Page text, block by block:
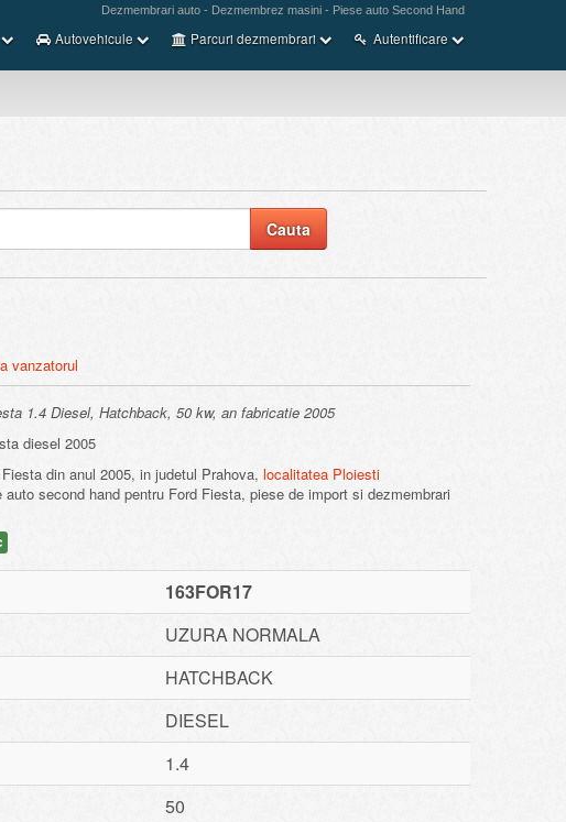
Dezmembrari auto - Dezmembrez masini - Piese auto Second Hand
Autovehicule Parcuri dezmembrari Autentificare
vanzatorul
1.4 Diesel, Hatchback, 50 kw, an fabricatie 2005
diesel 2005
din anul 2005, in judetul Prahova, localitatea Ploiesti
second hand pentru Ford Fiesta, piese de import si dezmembrari
163FOR17
UZURA NORMALA
HATCHBACK
DIESEL
1.4
50